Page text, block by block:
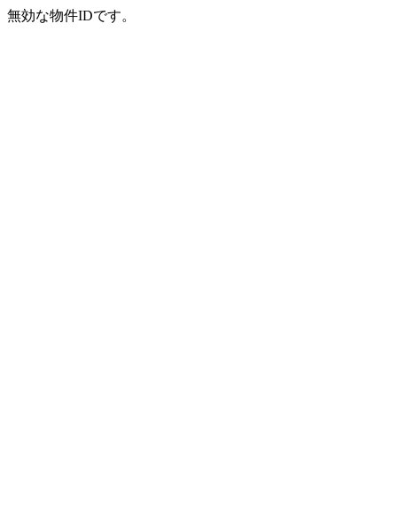
無効な物件IDです。